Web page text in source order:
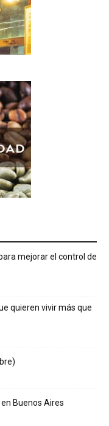
mejorar el control de
quieren vivir más que
Buenos Aires